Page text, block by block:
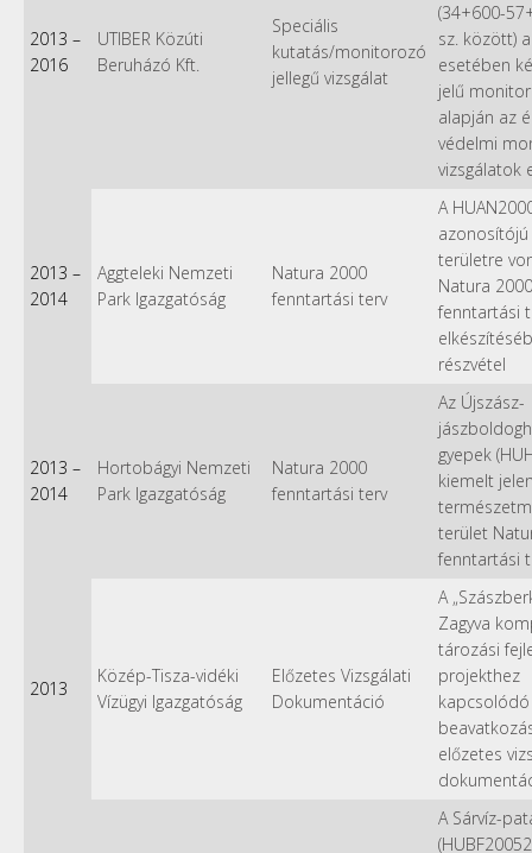
2013 –
2016
UTIBER Közúti
Beruházó Kft.
Speciális
kutatás/monitorozó
jellegű vizsgálat
(34+600-
sz. között)
esetében
jelű
alapján az
védelmi
vizsgálatok
2013 –
2014
Aggteleki Nemzeti
Park Igazgatóság
Natura 2000
fenntartási terv
A
azonosítójú
területre
Natura 2000
fenntartási
részvétel
2013 –
2014
Hortobágyi Nemzeti
Park Igazgatóság
Natura 2000
fenntartási terv
Az Újszász-
gyepek
kiemelt
terület
fenntartási
2013
Közép-Tisza-vidéki
Vízügyi Igazgatóság
Előzetes Vizsgálati
Dokumentáció
A
Zagyva
tározási
projekthez
kapcsolódó
előzetes
A Sárvíz-